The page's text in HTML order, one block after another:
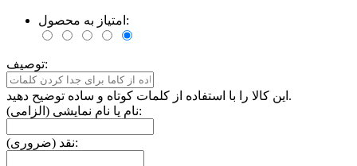
امتیاز به محصول:
توصیف:
این کالا را با استفاده از کلمات کوتاه و ساده توضیح دهید.
نام یا نام نمایشی (الزامی):
نقد (ضروری):